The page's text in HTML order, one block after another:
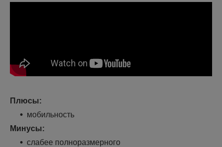
Плюсы:
мобильность
Минусы:
слабее полноразмерного